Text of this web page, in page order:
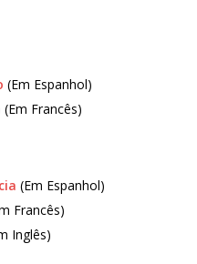
(Em Espanhol)
(Em Francês)
(Em Espanhol)
Francês)
Inglês)